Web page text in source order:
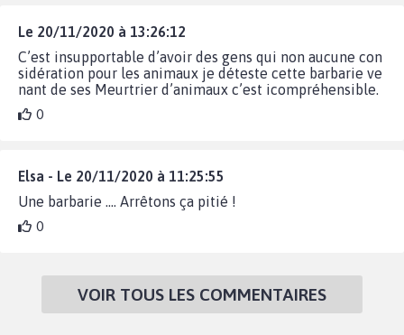
Le 20/11/2020 à 13:26:12
C’est insupportable d’avoir des gens qui non aucune con
sidération pour les animaux je déteste cette barbarie ve
nant de ses Meurtrier d’animaux c’est icompréhensible.
0
Elsa - Le 20/11/2020 à 11:25:55
Une barbarie .... Arrêtons ça pitié !
0
VOIR TOUS LES COMMENTAIRES